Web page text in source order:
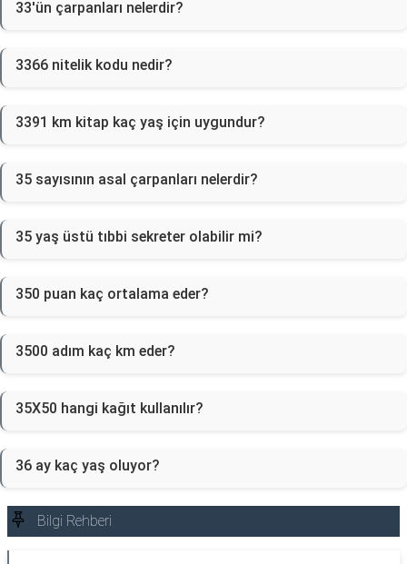
33'ün çarpanları nelerdir?
3366 nitelik kodu nedir?
3391 km kitap kaç yaş için uygundur?
35 sayısının asal çarpanları nelerdir?
35 yaş üstü tıbbi sekreter olabilir mi?
350 puan kaç ortalama eder?
3500 adım kaç km eder?
35X50 hangi kağıt kullanılır?
36 ay kaç yaş oluyor?
Bilgi Rehberi